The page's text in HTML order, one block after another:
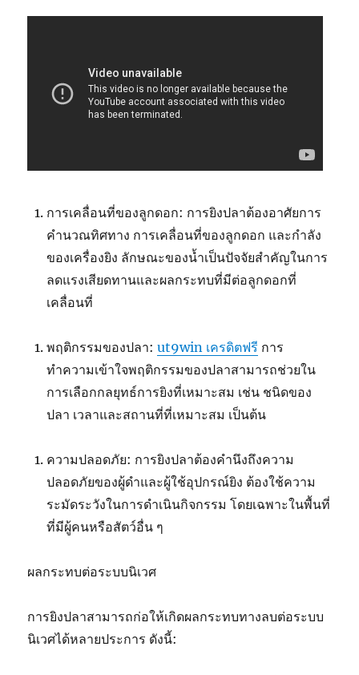
การเคลื่อนที่ของลูกดอก: การยิงปลาต้องอาศัยการ
คำนวณทิศทาง การเคลื่อนที่ของลูกดอก และกำลัง
ของเครื่องยิง ลักษณะของน้ำเป็นปัจจัยสำคัญในการ
ลดแรงเสียดทานและผลกระทบที่มีต่อลูกดอกที่
เคลื่อนที่
พฤติกรรมของปลา:ut9win เครดิตฟรี การ
ทำความเข้าใจพฤติกรรมของปลาสามารถช่วยใน
การเลือกกลยุทธ์การยิงที่เหมาะสม เช่น ชนิดของ
ปลา เวลาและสถานที่ที่เหมาะสม เป็นต้น
ความปลอดภัย: การยิงปลาต้องคำนึงถึงความ
ปลอดภัยของผู้ดำและผู้ใช้อุปกรณ์ยิง ต้องใช้ความ
ระมัดระวังในการดำเนินกิจกรรม โดยเฉพาะในพื้นที่
ที่มีผู้คนหรือสัตว์อื่น ๆ
ผลกระทบต่อระบบนิเวศ
การยิงปลาสามารถก่อให้เกิดผลกระทบทางลบต่อระบบ
นิเวศได้หลายประการ ดังนี้: